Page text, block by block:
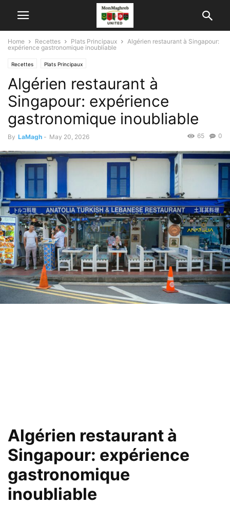
Home Recettes Plats Principaux
Algérien restaurant à Singapour:
expérience gastronomique inoubliable
Recettes Plats Principaux
Algérien restaurant à
Singapour: expérience
gastronomique inoubliable
By LaMagh - May 20, 2026 0
65
Algérien restaurant à
Singapour: expérience
gastronomique
inoubliable